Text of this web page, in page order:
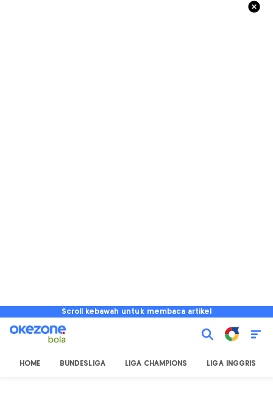
Scroll kebawah untuk membaca artikel
HOME BUNDESLIGA LIGA CHAMPIONS LIGA INGGRIS